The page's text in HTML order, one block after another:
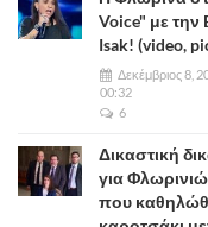
Voice" με την
Isak! (video,
Δεκέμβριος 8,
00:32
6
Δικαστική
για
που